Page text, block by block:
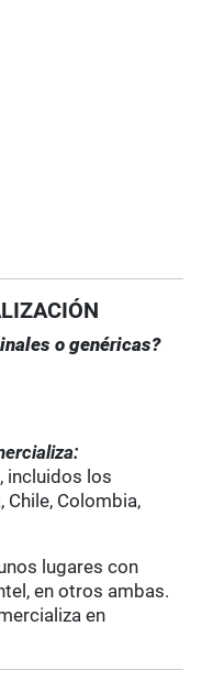
o genéricas?
incluidos los
Chile, Colombia,
lugares con
en otros ambas.
en